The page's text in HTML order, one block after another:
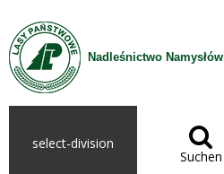
Zum Inhalt wechseln
Nadleśnictwo Namysłów
select-division 
Suchen